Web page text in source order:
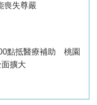
喪失尊嚴
點抵醫療補助 桃園
擴大